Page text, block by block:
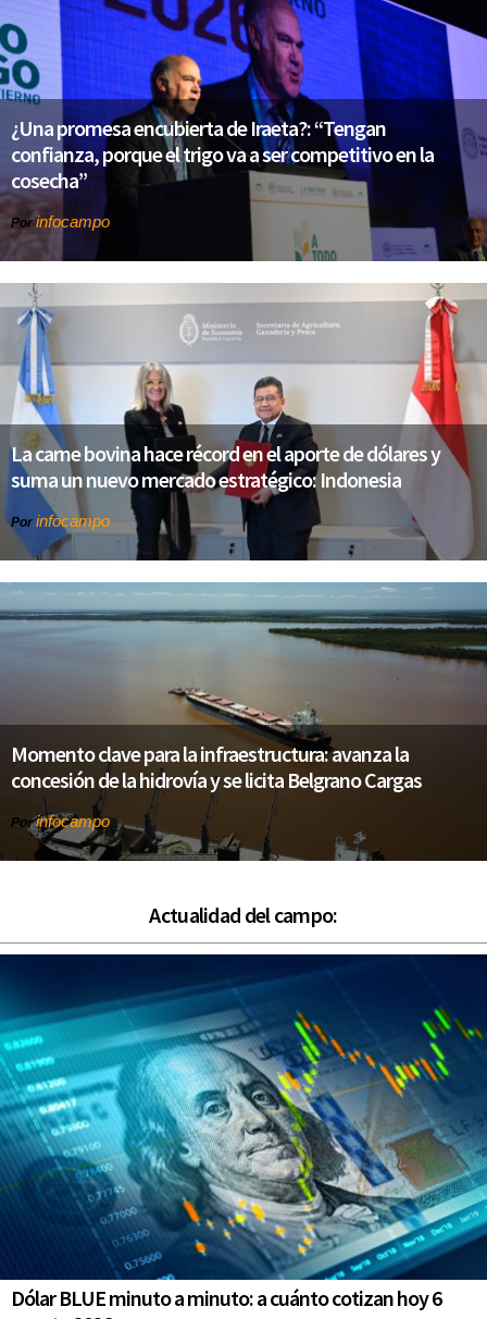
¿Una promesa encubierta de Iraeta?: “Tengan
confianza, porque el trigo va a ser competitivo en la
cosecha”
Porinfocampo
La carne bovina hace récord en el aporte de dólares y
suma un nuevo mercado estratégico: Indonesia
Por infocampo
Momento clave para la infraestructura: avanza la
concesión de la hidrovía y se licita Belgrano Cargas
Porinfocampo
Actualidad del campo:
Dólar BLUE minuto a minuto: a cuánto cotizan hoy 6